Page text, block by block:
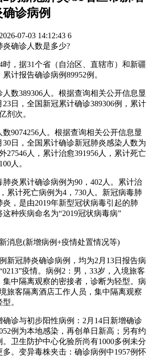
诊病例
2026-07-03 14:12:43 6
确诊人数是多少?
时，据31个省（自治区、直辖市）和新疆
计报告确诊病例89952例。
数389306人。根据查询相关公开信息显
23日，全国新冠累计确诊389306例，累计
剂次。
9074256人。根据查询相关公开信息显
30日，全国累计确诊新冠肺炎感染人数为
27546人，累计治愈391956人，累计死亡
人。
肺炎累计确诊病例为90，402人。累计治
累计死亡病例为4，730人。新冠病毒肺
，是由2019年新型冠状病毒引起的肺
种疾病命名为“2019冠状病毒病”
消息(新增病例+疫情处置情况等)
新冠肺炎确诊病例，均为2月13日报告病
疫情。病例2：男，33岁，入境旅客
集中隔离观察的密接者，诊断为轻型。病
旅客隔离酒店工作人员，集中隔离观察
。
诊与初步阳性病例：2月14日新增确诊
例为本地感染，再创单日新高；另有约
。卫生防护中心化验所尚有1000多例未分
。变异毒株夹击：确诊病例中1957例怀